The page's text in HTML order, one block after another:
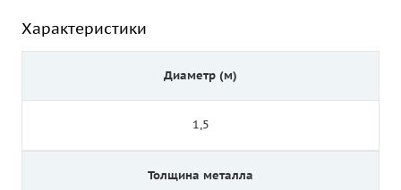
Характеристики
Диаметр (м)
1,5
Толщина металла